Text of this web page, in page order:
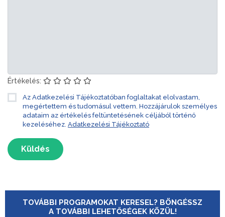
Értékelés:
Az Adatkezelési Tájékoztatóban foglaltakat elolvastam,
megértettem és tudomásul vettem. Hozzájárulok személyes
adataim az értékelés feltüntetésének céljából történő
kezeléséhez. Adatkezelési Tájékoztató
Küldés
TOVÁBBI PROGRAMOKAT KERESEL? BÖNGÉSSZ
A TOVÁBBI LEHETŐSÉGEK KÖZÜL!